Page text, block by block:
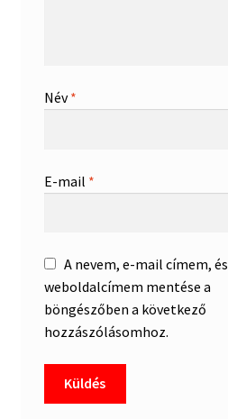
Név*
E-mail *
A nevem, e-mail címem, és
weboldalcímem mentése a
böngészőben a következő
hozzászólásomhoz.